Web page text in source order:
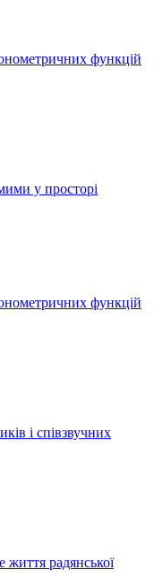
функцій
у просторі
функцій
і співзвучних
життя радянської